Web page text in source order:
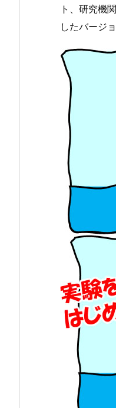
ト、研究機
したバージ